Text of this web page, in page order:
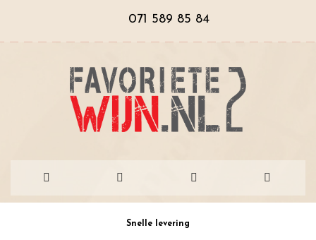
071 589 85 84
Snelle levering